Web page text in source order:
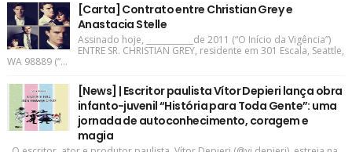
[Carta] Contrato entre Christian Grey e
Anastacia Stelle
Assinado hoje, ____________de 2011 (“O Início da Vigência”)
ENTRE SR. CHRISTIAN GREY, residente em 301 Escala, Seattle,
WA 98889 (“...
[News] | Escritor paulista Vítor Depieri lança obra
infanto-juvenil “História para Toda Gente”: uma
jornada de autoconhecimento, coragem e
magia